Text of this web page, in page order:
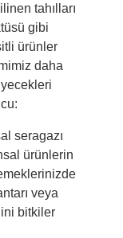
tahılları
gibi
ürünler
daha
seragazı
ürünlerin
veya
bitkiler